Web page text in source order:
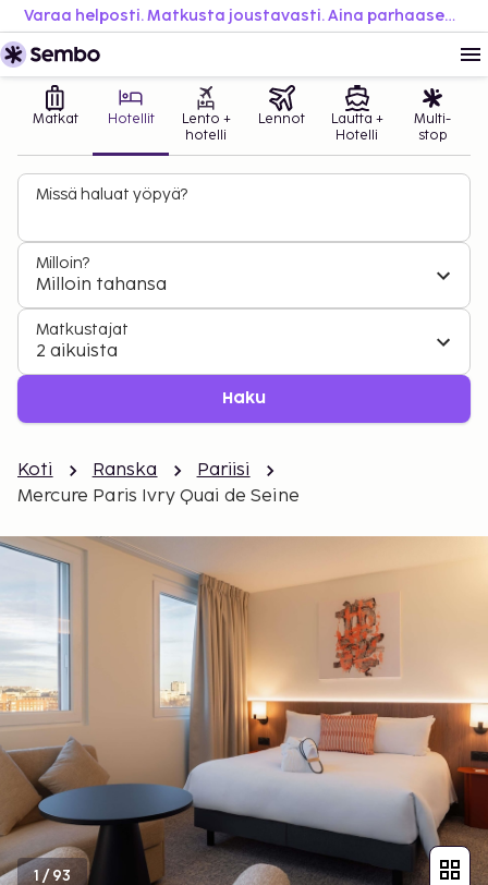
Varaa helposti. Matkusta joustavasti. Aina parhaaseen hintaan.
Matkat Hotellit
Lento +
hotelli
Lennot
Lautta +
Hotelli
Multi-
stop
Missä haluat yöpyä?
Milloin?
Milloin tahansa
Matkustajat
2 aikuista
Haku
Koti Ranska
Pariisi
Mercure Paris Ivry Quai de Seine
1/93